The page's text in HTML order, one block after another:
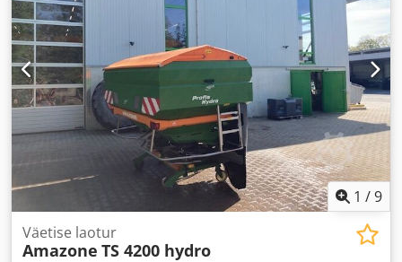
1 /9
Väetise laotur
Amazone TS 4200 hydro